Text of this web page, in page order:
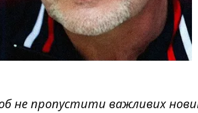
не пропустити важливих